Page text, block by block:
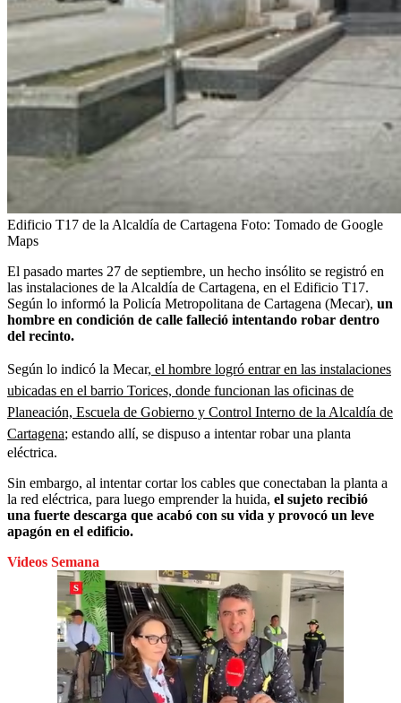
Edificio T17 de la Alcaldía de Cartagena Foto: Tomado de Google
Maps
El pasado martes 27 de septiembre, un hecho insólito se registró en
las instalaciones de la Alcaldía de Cartagena, en el Edificio T17.
Según lo informó la Policía Metropolitana de Cartagena (Mecar), un
hombre en condición de calle falleció intentando robar dentro
del recinto.
Según lo indicó la Mecar, el hombre logró entrar en las instalaciones
ubicadas en el barrio Torices, donde funcionan las oficinas de
Planeación, Escuela de Gobierno y Control Interno de la Alcaldía de
Cartagena; estando allí, se dispuso a intentar robar una planta
eléctrica.
Sin embargo, al intentar cortar los cables que conectaban la planta a
la red eléctrica, para luego emprender la huida, el sujeto recibió
una fuerte descarga que acabó con su vida y provocó un leve
apagón en el edificio.
Videos Semana